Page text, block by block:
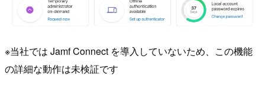
※当社では Jamf Connect を導入していないため、この機能
の詳細な動作は未検証です